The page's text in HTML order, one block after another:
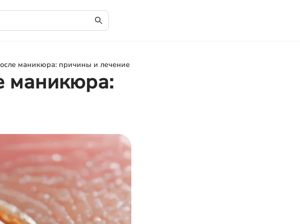
маникюра: причины и лечение
маникюра: